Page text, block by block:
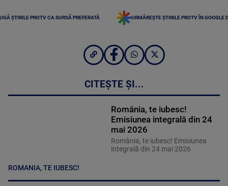
ȘTIRILE PROTV CA SURSĂ PREFERATĂ URMĂREȘTE ȘTIRILE PROTV ÎN GOOGLE
CITEȘTE ȘI...
ROMANIA, TE IUBESC!
România, te iubesc!
Emisiunea integrală din 24
mai 2026
România, te iubesc! Emisiunea
integrală din 24 mai 2026